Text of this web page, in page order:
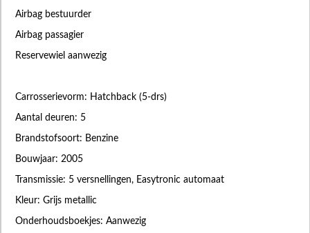
Airbag bestuurder
Airbag passagier
Reservewiel aanwezig
Carrosserievorm: Hatchback (5-drs)
Aantal deuren: 5
Brandstofsoort: Benzine
Bouwjaar: 2005
Transmissie: 5 versnellingen, Easytronic automaat
Kleur: Grijs metallic
Onderhoudsboekjes: Aanwezig